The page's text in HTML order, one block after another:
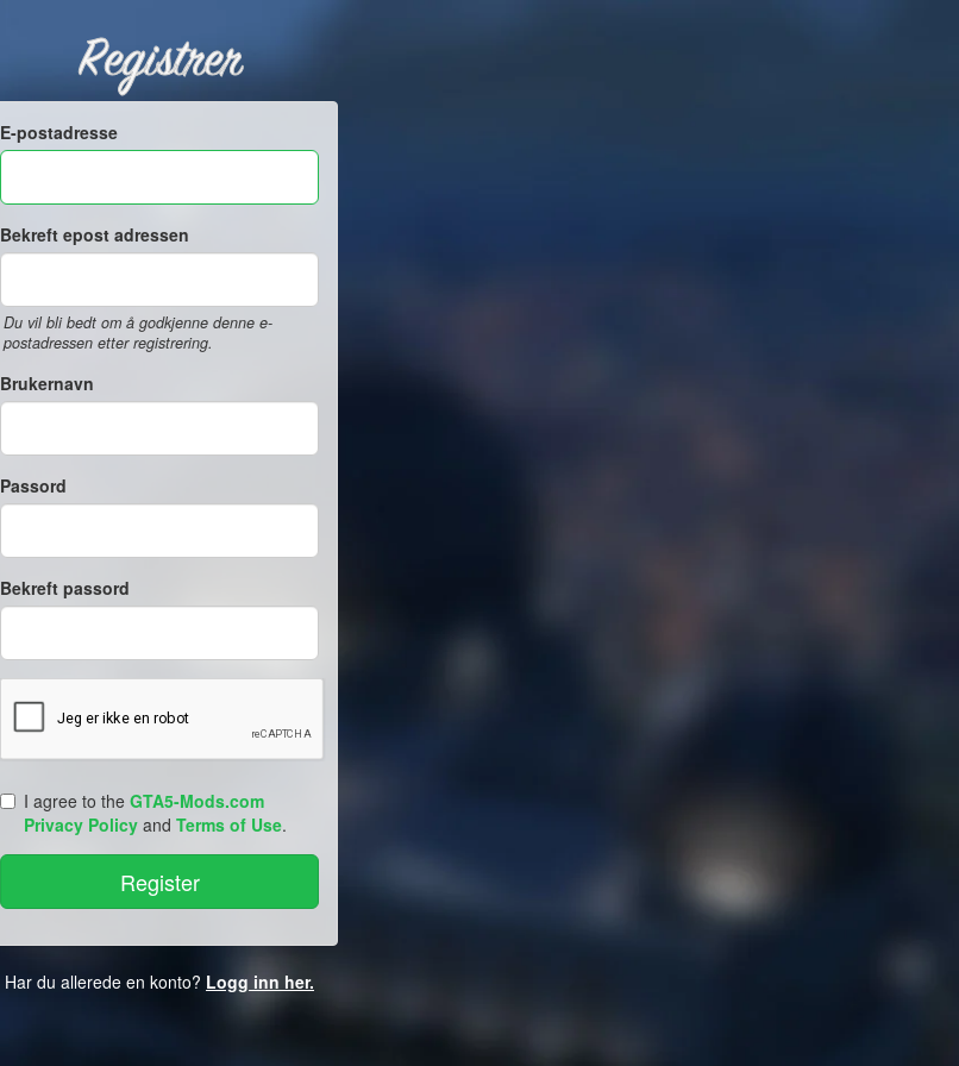
Registrer
E-postadresse
Bekreft epost adressen
Du vil bli bedt om å godkjenne denne e-
postadressen etter registrering.
Brukernavn
Passord
Bekreft passord
I agree to the GTA5-Mods.com
Privacy Policy and Terms of Use.
Har du allerede en konto? Logg inn her.